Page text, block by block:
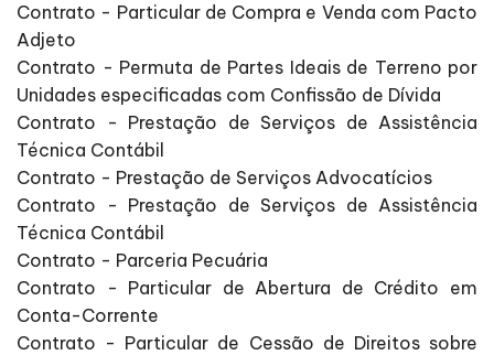
Contrato - Particular de Compra e Venda com Pacto
Adjeto
Contrato - Permuta de Partes Ideais de Terreno por
Unidades especificadas com Confissão de Dívida
Contrato - Prestação de Serviços de Assistência
Técnica Contábil
Contrato - Prestação de Serviços Advocatícios
Contrato - Prestação de Serviços de Assistência
Técnica Contábil
Contrato - Parceria Pecuária
Contrato - Particular de Abertura de Crédito em
Conta-Corrente
Contrato - Particular de Cessão de Direitos sobre